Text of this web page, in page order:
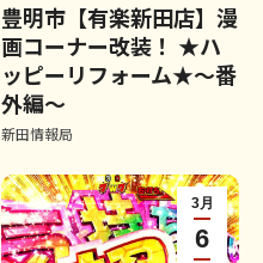
豊明市【有楽新田店】漫
画コーナー改装！ ★ハ
ッピーリフォーム★～番
外編～
新田情報局
3月
6